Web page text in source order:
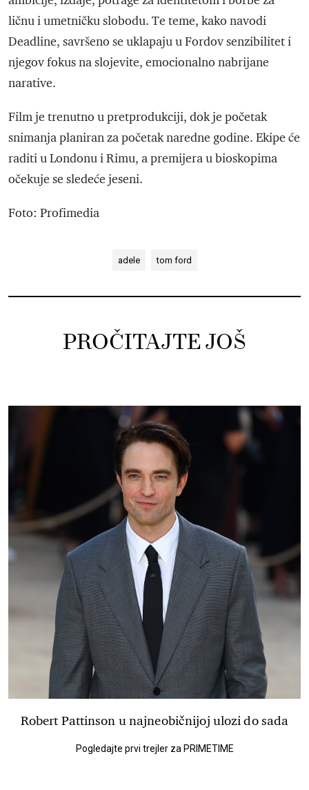
ličnu i umetničku slobodu. Te teme, kako navodi
Deadline, savršeno se uklapaju u Fordov senzibilitet i
njegov fokus na slojevite, emocionalno nabrijane
narative.
Film je trenutno u pretprodukciji, dok je početak
snimanja planiran za početak naredne godine. Ekipe će
raditi u Londonu i Rimu, a premijera u bioskopima
očekuje se sledeće jeseni.
Foto: Profimedia
adele tom ford
PROČITAJTE JOŠ
Robert Pattinson u najneobičnijoj ulozi do sada
Pogledajte prvi trejler za PRIMETIME